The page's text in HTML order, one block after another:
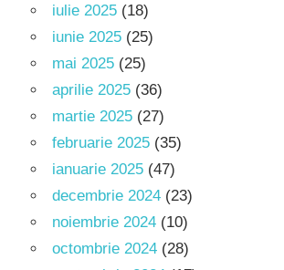
iulie 2025 (18)
iunie 2025 (25)
mai 2025 (25)
aprilie 2025 (36)
martie 2025 (27)
februarie 2025 (35)
ianuarie 2025 (47)
decembrie 2024 (23)
noiembrie 2024 (10)
octombrie 2024 (28)